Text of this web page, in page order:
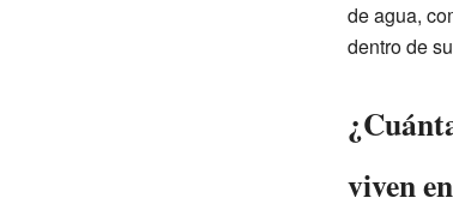
de agua,
dentro de
viven en